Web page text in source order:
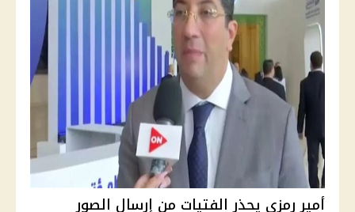
أمير رمزي يحذر الفتيات من إرسال الصور